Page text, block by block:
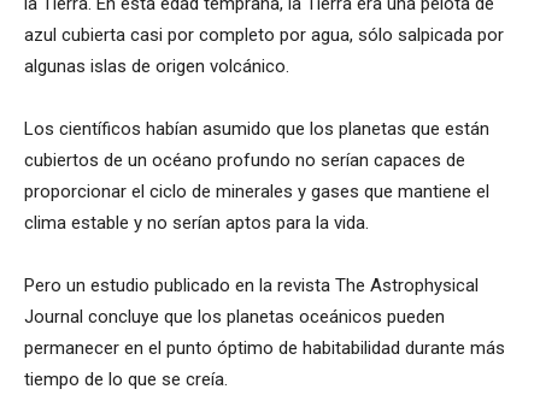
azul cubierta casi por completo por agua, sólo salpicada por
algunas islas de origen volcánico.
Los científicos habían asumido que los planetas que están
cubiertos de un océano profundo no serían capaces de
proporcionar el ciclo de minerales y gases que mantiene el
clima estable y no serían aptos para la vida.
Pero un estudio publicado en la revista The Astrophysical
Journal concluye que los planetas oceánicos pueden
permanecer en el punto óptimo de habitabilidad durante más
tiempo de lo que se creía.